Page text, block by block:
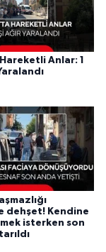
Anlar: 1
dehşet! Kendine
isterken son